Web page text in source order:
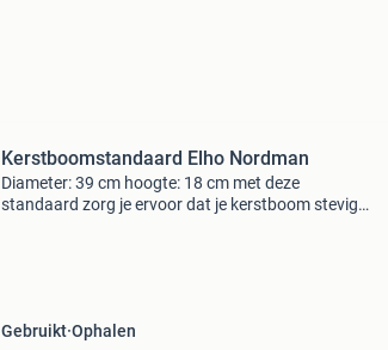
Kerstboomstandaard Elho Nordman
Diameter: 39 cm hoogte: 18 cm met deze
standaard zorg je ervoor dat je kerstboom stevig
Gebruikt Ophalen